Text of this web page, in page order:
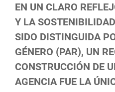
EN UN CLARO
Y LA
SIDO DISTINGUIDA
GÉNERO (PAR), UN
CONSTRUCCIÓN DE
AGENCIA FUE LA